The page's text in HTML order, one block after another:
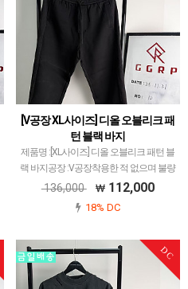
[V공장 XL사이즈] 디올 오블리크 패
턴 블랙 바지
제품명 :[XL사이즈] 디올 오블리크 패턴 블
랙 바지공장 :V공장착용한 적 없으며 불량
하자없이 깔끔함 유지되고 있습니다.다만
착용한 적 없는 새 옷이며실측은기장106
136,000 112,000
18% DC
DC